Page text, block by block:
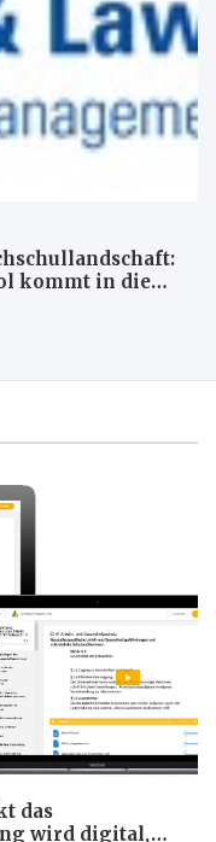
kommt in die
das
wird digital,